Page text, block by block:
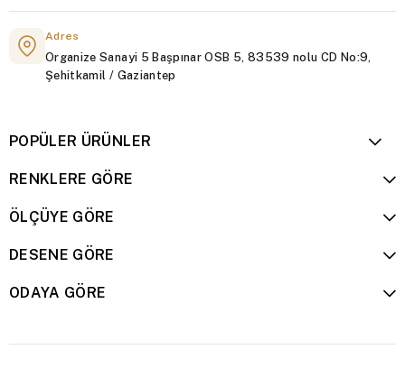
Adres
Organize Sanayi 5 Başpınar OSB 5, 83539 nolu CD No:9,
Şehitkamil / Gaziantep
POPÜLER ÜRÜNLER
RENKLERE GÖRE
ÖLÇÜYE GÖRE
DESENE GÖRE
ODAYA GÖRE